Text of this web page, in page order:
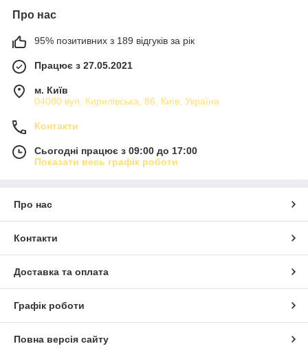
Про нас
95% позитивних з 189 відгуків за рік
Працює з 27.05.2021
м. Київ
04080 вул. Кирилівська, 86, Київ, Україна
Контакти
Сьогодні працює з 09:00 до 17:00
Показати весь графік роботи
Про нас
Контакти
Доставка та оплата
Графік роботи
Повна версія сайту